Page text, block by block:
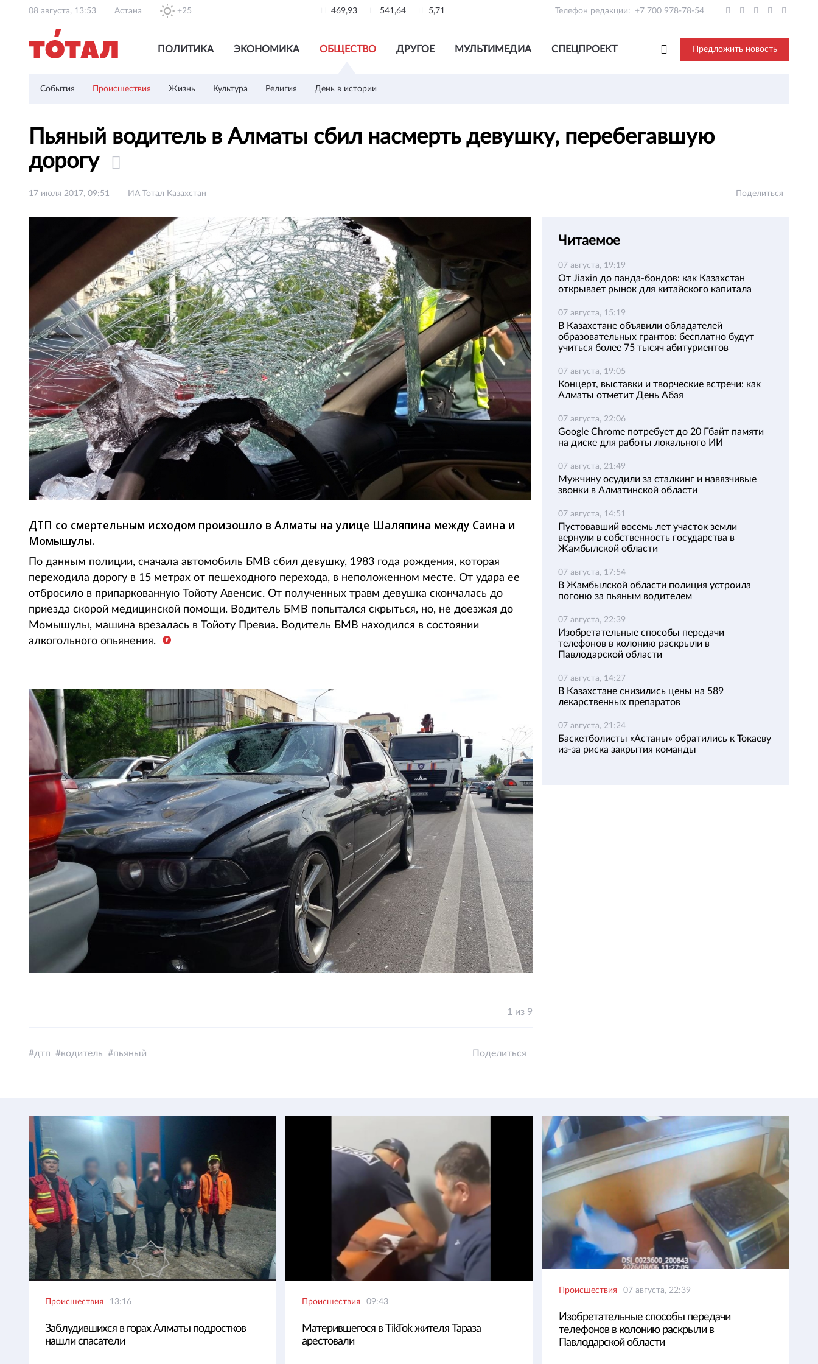
08 августа, 13:53 Астана +25 469,93 541,64 5,71 Телефон редакции: +7 700 978-78-54
ПОЛИТИКА ЭКОНОМИКА ОБЩЕСТВО ДРУГОЕ МУЛЬТИМЕДИА СПЕЦПРОЕКТ Предложить новость
События Происшествия Жизнь Культура Религия День в истории
Пьяный водитель в Алматы сбил насмерть девушку, перебегавшую
дорогу
17 июля 2017, 09:51 ИА Тотал Казахстан Поделиться
ДТП со смертельным исходом произошло в Алматы на улице Шаляпина между Саина и
Момышулы.
По данным полиции, сначала автомобиль БМВ сбил девушку, 1983 года рождения, которая
переходила дорогу в 15 метрах от пешеходного перехода, в неположенном месте. От удара ее
отбросило в припаркованную Тойоту Авенсис. От полученных травм девушка скончалась до
приезда скорой медицинской помощи. Водитель БМВ попытался скрыться, но, не доезжая до
Момышулы, машина врезалась в Тойоту Превиа. Водитель БМВ находился в состоянии
алкогольного опьянения.
1 из 9
дтп водитель пьяный Поделиться
Читаемое
07 августа, 19:19
От Jiaxin до панда-бондов: как Казахстан
открывает рынок для китайского капитала
07 августа, 15:19
В Казахстане объявили обладателей
образовательных грантов: бесплатно будут
учиться более 75 тысяч абитуриентов
07 августа, 19:05
Концерт, выставки и творческие встречи: как
Алматы отметит День Абая
07 августа, 22:06
Google Chrome потребует до 20 Гбайт памяти
на диске для работы локального ИИ
07 августа, 21:49
Мужчину осудили за сталкинг и навязчивые
звонки в Алматинской области
07 августа, 14:51
Пустовавший восемь лет участок земли
вернули в собственность государства в
Жамбылской области
07 августа, 17:54
В Жамбылской области полиция устроила
погоню за пьяным водителем
07 августа, 22:39
Изобретательные способы передачи
телефонов в колонию раскрыли в
Павлодарской области
07 августа, 14:27
В Казахстане снизились цены на 589
лекарственных препаратов
07 августа, 21:24
Баскетболисты «Астаны» обратились к Токаеву
из-за риска закрытия команды
Происшествия 13:16
Заблудившихся в горах Алматы подростков
нашли спасатели
Происшествия 09:43
Матерившегося в TikTok жителя Тараза
арестовали
Происшествия 07 августа, 22:39
Изобретательные способы передачи
телефонов в колонию раскрыли в
Павлодарской области